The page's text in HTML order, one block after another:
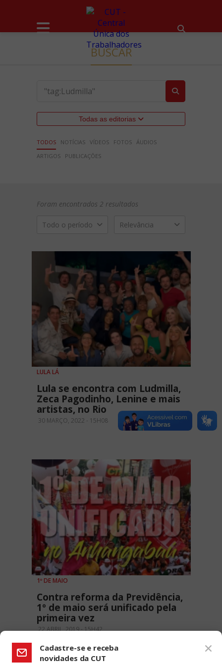
BUSCAR
Todas as editorias
TODOS NOTÍCIAS VÍDEOS FOTOS ÁUDIOS
ARTIGOS
PUBLICAÇÕES
Foram encontrados 2 resultados
Todo o período Relevância
LULA LÁ
Lula se encontra com Ludmilla,
Zeca Pagodinho, Lenine e mais
artistas, no Rio
30 MARÇO, 2022 - 15H08
1º DE MAIO
Contra reforma da Previdência,
1º de maio será unificado pela
primeira vez
22 ABRIL, 2019 - 15H42
Cadastre-se e receba
novidades da CUT